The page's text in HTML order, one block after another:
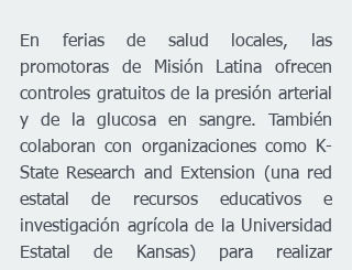
En ferias de salud locales, las
promotoras de Misión Latina ofrecen
controles gratuitos de la presión arterial
y de la glucosa en sangre. También
colaboran con organizaciones como K-
State Research and Extension (una red
estatal de recursos educativos e
investigación agrícola de la Universidad
Estatal de Kansas) para realizar